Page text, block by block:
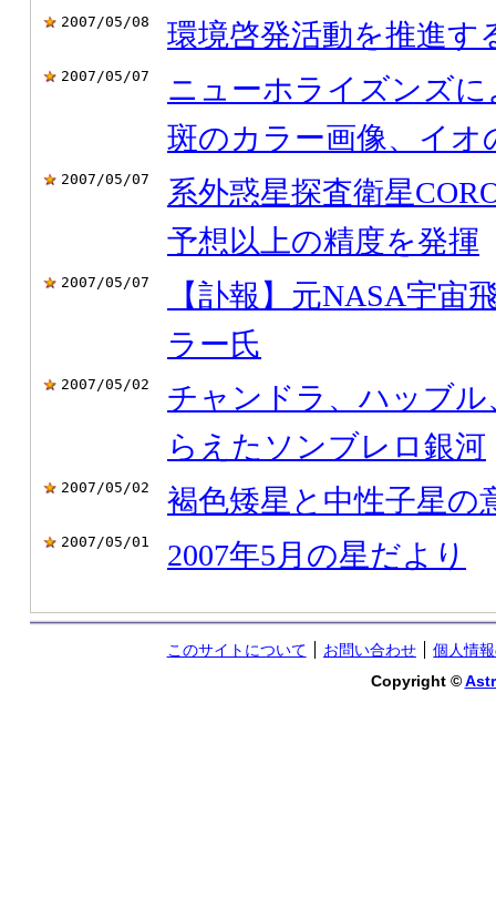
2007/05/08 環境啓発活動を推進す
2007/05/07
ニューホライズンズ
斑のカラー画像、イオ
2007/05/07
系外惑星探査衛星
予想以上の精度を発揮
2007/05/07
【訃報】元NASA宇宙
ラー氏
2007/05/02
チャンドラ、ハッブ
らえたソンブレロ銀河
2007/05/02 褐色矮星と中性子星の
2007/05/01 2007年5月の星だより
このサイトについて お問い合わせ
個人情
Copyright ©